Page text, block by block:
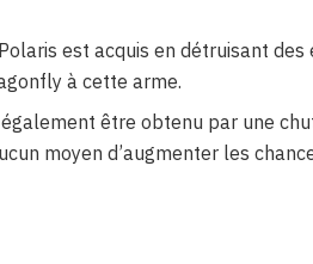
est acquis en détruisant des
à cette arme.
être obtenu par une
moyen d’augmenter les